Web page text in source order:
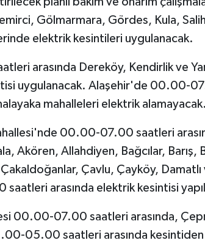
Gölmarmara, Gördes, Kula,
elektrik kesintileri uygulanacak.
arasında Dereköy, Kendirlik ve
uygulanacak. Alaşehir'de 00.00-
mahalleleri elektrik alamayacak.
00.00-07.00 saatleri
Akören, Allahdiyen, Bağcılar, Barış,
Çavlu, Çayköy, Damatlı
arasında elektrik kesintisi
00.00-07.00 saatleri arasında,
05.00 saatleri arasında